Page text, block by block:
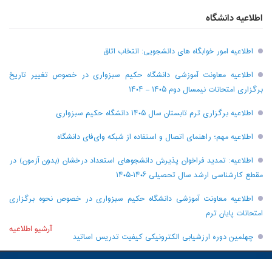
اطلاعیه دانشگاه
اطلاعیه امور خوابگاه های دانشجویی: انتخاب اتاق
اطلاعیه معاونت آموزشی دانشگاه حکیم سبزواری در خصوص تغییر تاریخ
برگزاری امتحانات نیمسال دوم ۱۴۰۵ – ۱۴۰۴
اطلاعیه برگزاری ترم تابستان سال ۱۴۰۵ دانشگاه حکیم سبزواری
اطلاعیه مهم؛ راهنمای اتصال و استفاده از شبکه وای‌فای دانشگاه
اطلاعیه: تمدید فراخوان پذیرش دانشجو‌های استعداد درخشان (بدون آزمون) در
مقطع کارشناسی ارشد سال تحصیلی ۱۴۰۶-۱۴۰۵
اطلاعیه معاونت آموزشی دانشگاه حکیم سبزواری در خصوص نحوه برگزاری
امتحانات پایان ترم
چهلمین دوره ارزشیابی الکترونیکی کیفیت تدریس اساتید
آرشیو اطلاعیه